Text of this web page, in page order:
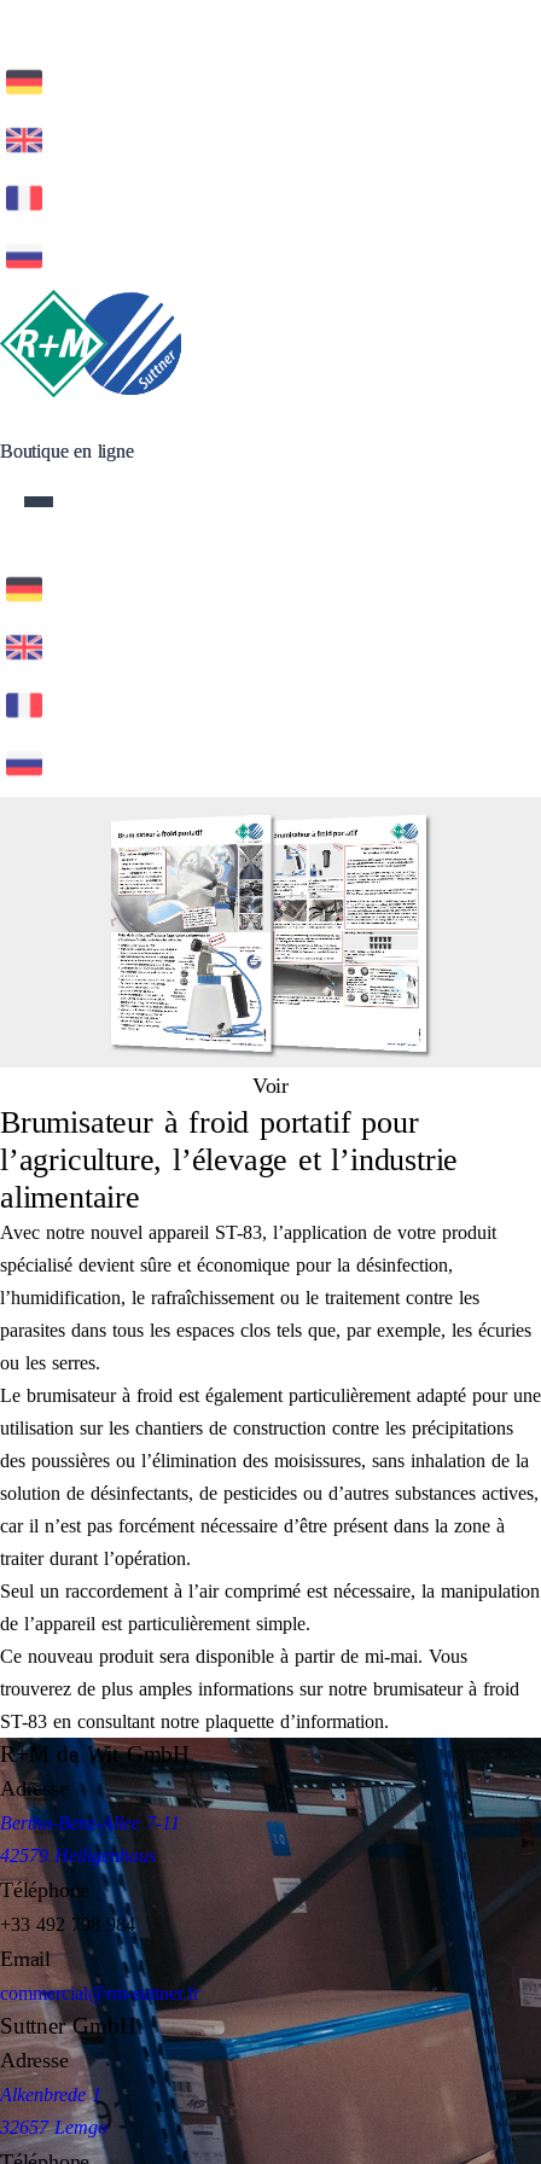
Boutique en ligne
Boutique en ligne
Voir
Brumisateur à froid portatif pour
l’agriculture, l’élevage et l’industrie
alimentaire
Avec notre nouvel appareil ST-83, l’application de votre produit
spécialisé devient sûre et économique pour la désinfection,
l’humidification, le rafraîchissement ou le traitement contre les
parasites dans tous les espaces clos tels que, par exemple, les écuries
ou les serres.
Le brumisateur à froid est également particulièrement adapté pour une
utilisation sur les chantiers de construction contre les précipitations
des poussières ou l’élimination des moisissures, sans inhalation de la
solution de désinfectants, de pesticides ou d’autres substances actives,
car il n’est pas forcément nécessaire d’être présent dans la zone à
traiter durant l’opération.
Seul un raccordement à l’air comprimé est nécessaire, la manipulation
de l’appareil est particulièrement simple.
Ce nouveau produit sera disponible à partir de mi-mai. Vous
trouverez de plus amples informations sur notre brumisateur à froid
ST-83 en consultant notre plaquette d’information.
R+M de Wit GmbH
Adresse
Bertha-Benz-Allee 7-11
42579 Heiligenhaus
Téléphone
+33 492 798 984
Email
commercial@rm-suttner.fr
Suttner GmbH
Adresse
Alkenbrede 1
32657 Lemgo